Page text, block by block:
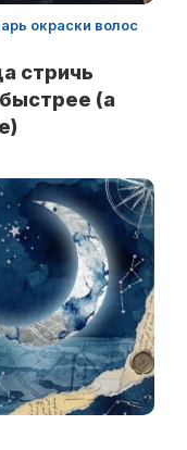
окраски волос
стричь
(а